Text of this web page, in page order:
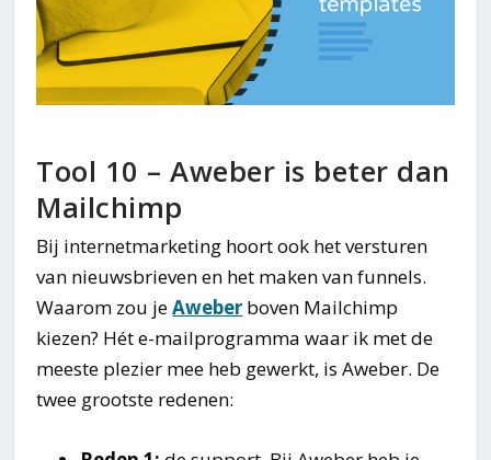
Tool 10 – Aweber is beter dan
Mailchimp
Bij internetmarketing hoort ook het versturen
van nieuwsbrieven en het maken van funnels.
Waarom zou jeAweber boven Mailchimp
kiezen? Hét e-mailprogramma waar ik met de
meeste plezier mee heb gewerkt, is Aweber. De
twee grootste redenen: